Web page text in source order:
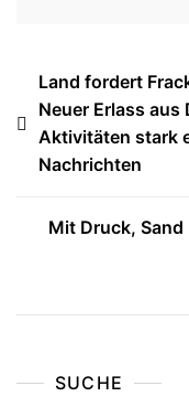
Land fordert
Neuer Erlass
Aktivitäten stark
Nachrichten
Mit Druck,
SUCHE